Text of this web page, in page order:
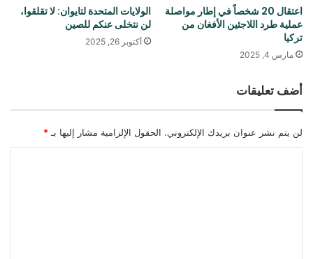
اعتقال 20 شخصاً في إطار مواصلة
عملية طرد اللاجئين الأفغان من
تركيا
مارس 4, 2025
الولايات المتحدة لتايوان: لا تقلقوا،
لن نتخلى عنكم للصين
أكتوبر 26, 2025
أضف تعليقات
لن يتم نشر عنوان بريدك الإلكتروني. الحقول الإلزامية مشار إليها بـ *